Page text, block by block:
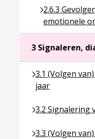
2.6.3
emotionele
Ga naar
3 Signaleren,
3.1 (Volgen
jaar
Ga naar pagina
3.2 Signalering
Ga naar pagina
3.3 (Volgen
Ga naar pagina